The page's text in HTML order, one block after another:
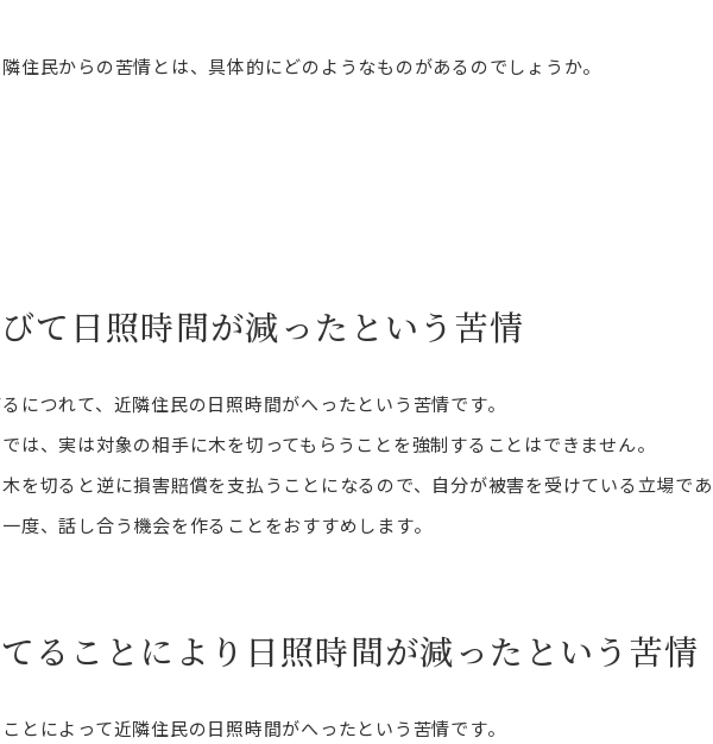
住民からの苦情とは、具体的にどのようなものがあるのでしょうか。
て日照時間が減ったという苦情
につれて、近隣住民の日照時間がへったという苦情です。
は、実は対象の相手に木を切ってもらうことを強制することはできません。
を切ると逆に損害賠償を支払うことになるので、自分が被害を受けている立場で
度、話し合う機会を作ることをおすすめします。
ることにより日照時間が減ったという苦情
とによって近隣住民の日照時間がへったという苦情です。